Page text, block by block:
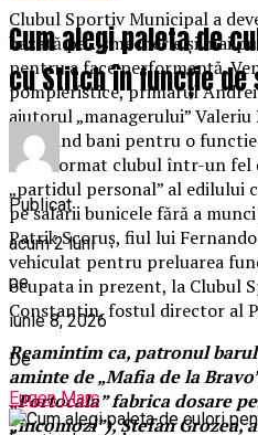
Clubul Sportiv Municipal a
bazată pe…şmecherie şi mai
pentru a face performanţă.
pompieristice, primarul
ajutorul „managerului”
obtinand bani pentru o
transformat clubul într-un fel
„partidul personal” al edilului
pe salarii bunicele fără a
Patrik Scoruş, fiul lui
vehiculat pentru preluarea
ocupata in prezent, la Clubul
Constantin, fostul director al
Reamintim ca, patronul
aminte de „Mafia de la
„Portocala” fabrica dosare
„incomozi”), Ştefan Grozea,
Cum alegi paleta de
cu Stitch în funcție de
Publicat
acum 2 luni
pe
iunie 8, 2026
De
Eugen Marc